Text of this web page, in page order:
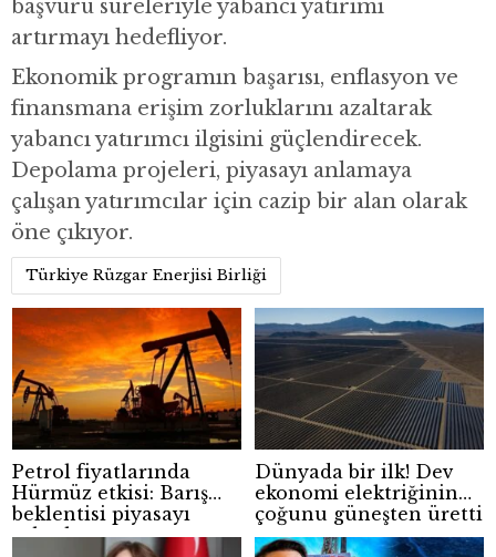
başvuru süreleriyle yabancı yatırımı
artırmayı hedefliyor.
Ekonomik programın başarısı, enflasyon ve
finansmana erişim zorluklarını azaltarak
yabancı yatırımcı ilgisini güçlendirecek.
Depolama projeleri, piyasayı anlamaya
çalışan yatırımcılar için cazip bir alan olarak
öne çıkıyor.
Türkiye Rüzgar Enerjisi Birliği
Petrol fiyatlarında
Hürmüz etkisi: Barış
beklentisi piyasayı
rahatlattı
Dünyada bir ilk! Dev
ekonomi elektriğinin
çoğunu güneşten üretti